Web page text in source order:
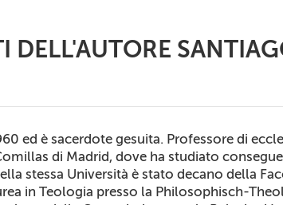
DELL'AUTORE
ed è sacerdote gesuita. Professore di
di Madrid, dove ha studiato
stessa Università è stato decano della
in Teologia presso la Philosophisch-